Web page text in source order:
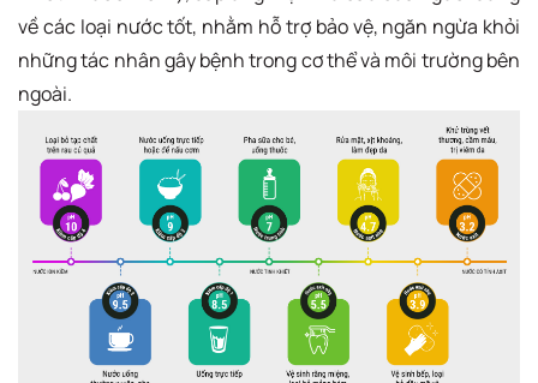
về các loại nước tốt, nhằm hỗ trợ bảo vệ, ngăn ngừa khỏi
những tác nhân gây bệnh trong cơ thể và môi trường bên
ngoài.